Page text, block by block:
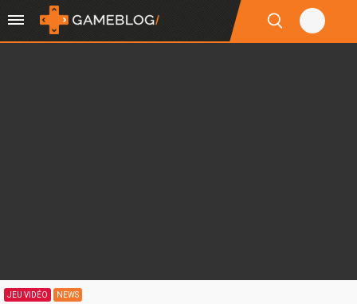
JEU VIDÉO NEWS